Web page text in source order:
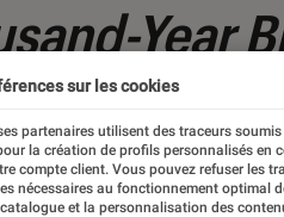
Year
sur les cookies
partenaires utilisent des traceurs
la création de profils personnalisés en
compte client. Vous pouvez refuser les
nécessaires au fonctionnement optimal
et la personnalisation des